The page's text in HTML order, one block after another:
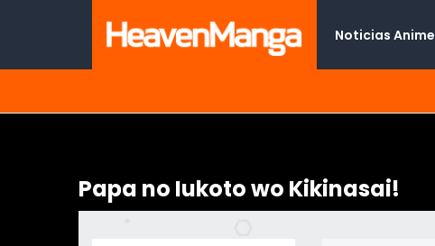
Noticias Anime
Papa no Iukoto wo Kikinasai!